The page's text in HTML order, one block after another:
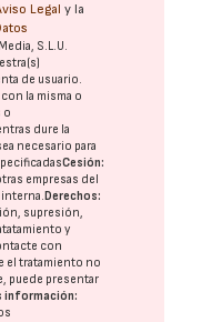
Legal y la
S.L.U.
de usuario.
la misma o
o
dure la
necesario para
Cesión:
empresas del
Derechos:
supresión,
y
con
el tratamiento no
puede presentar
información: